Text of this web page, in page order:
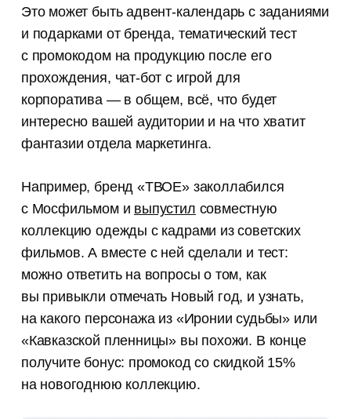
Это может быть адвент-календарь с заданиями
и подарками от бренда, тематический тест
с промокодом на продукцию после его
прохождения, чат-бот с игрой для
корпоратива — в общем, всё, что будет
интересно вашей аудитории и на что хватит
фантазии отдела маркетинга.
Например, бренд «ТВОЕ» заколлабился
с Мосфильмом и выпустил совместную
коллекцию одежды с кадрами из советских
фильмов. А вместе с ней сделали и тест:
можно ответить на вопросы о том, как
вы привыкли отмечать Новый год, и узнать,
на какого персонажа из «Иронии судьбы» или
«Кавказской пленницы» вы похожи. В конце
получите бонус: промокод со скидкой 15%
на новогоднюю коллекцию.